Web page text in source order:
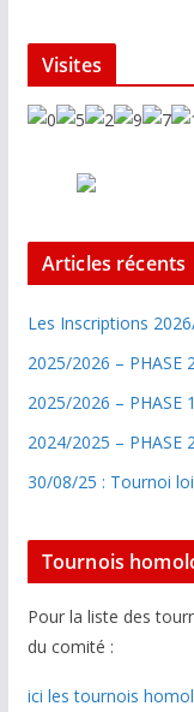
Visites
Articles récents
Les Inscriptions
2025/2026 – PHASE
2025/2026 – PHASE
2024/2025 – PHASE
30/08/25 : Tournoi
Tournois
Pour la liste des
du comité :
ici les tournois